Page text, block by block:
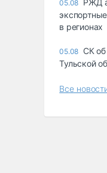
05.08 РЖД
в регионах
05.08 СК об
Тульской
Все